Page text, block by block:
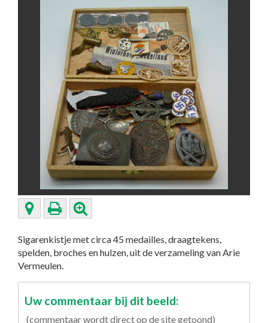
Sigarenkistje met circa 45 medailles, draagtekens,
spelden, broches en hulzen, uit de verzameling van Arie
Vermeulen.
Uw commentaar bij dit beeld:
(commentaar wordt direct op de site getoond)